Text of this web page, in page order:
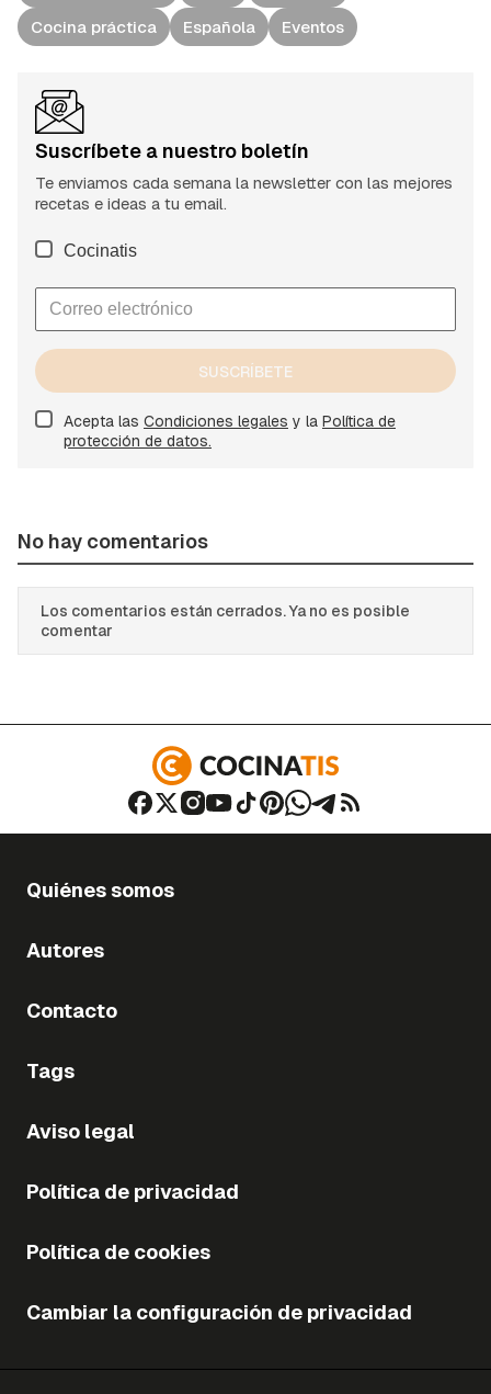
Cocina práctica
Española Eventos
Suscríbete a nuestro boletín
Te enviamos cada semana la newsletter con las mejores
recetas e ideas a tu email.
Cocinatis
SUSCRÍBETE
Acepta las Condiciones legales y la Política de
protección de datos.
No hay comentarios
Los comentarios están cerrados. Ya no es posible
comentar
Quiénes somos
Autores
Contacto
Tags
Aviso legal
Política de privacidad
Política de cookies
Cambiar la configuración de privacidad